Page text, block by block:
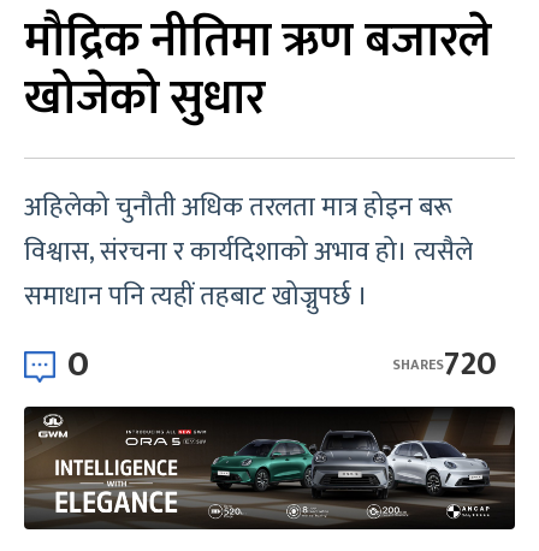
मौद्रिक नीतिमा ऋण बजारले
खोजेको सुधार
अहिलेको चुनौती अधिक तरलता मात्र होइन बरू
विश्वास, संरचना र कार्यदिशाको अभाव हो। त्यसैले
समाधान पनि त्यहीं तहबाट खोज्नुपर्छ ।
0 720
SHARES